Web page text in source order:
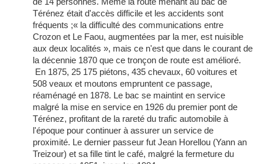
de 14 personnes. Même la route menant au bac de
Térénez était d'accès difficile et les accidents sont
fréquents ;« la difficulté des communications entre
Crozon et Le Faou, augmentées par la mer, est nuisible
aux deux localités », mais ce n'est que dans le courant de
la décennie 1870 que ce tronçon de route est amélioré.
En 1875, 25 175 piétons, 435 chevaux, 60 voitures et
508 veaux et moutons empruntent ce passage,
réaménagé en 1878. Le bac se maintint en service
malgré la mise en service en 1926 du premier pont de
Térénez, profitant de la rareté du trafic automobile à
l'époque pour continuer à assurer un service de
proximité. Le dernier passeur fut Jean Horellou (Yann an
Treizour) et sa fille tint le café, malgré la fermeture du